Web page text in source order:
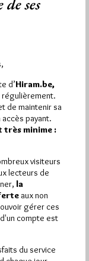
1 864
:
Plus d’informations
ses
d’Hiram.be,
régulièrement.
de maintenir sa
payant.
très minime :
visiteurs
lecteurs de
la
aux non
gérer ces
compte est
du service